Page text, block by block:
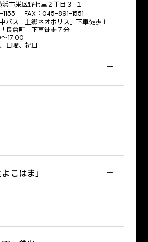
市栄区野七里２丁目３−１
FAX：045-891-1551
バス「上郷ネオポリス」下車徒歩１
長倉町」下車徒歩７分
17:00
日曜、祝日
こはま」